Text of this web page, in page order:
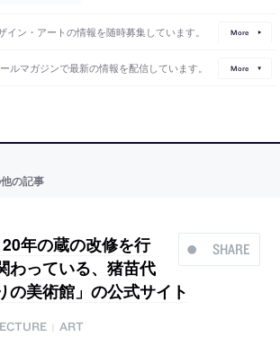
イン・アートの情報を随時募集しています。 More
ールマガジンで最新の情報を配信しています。 More
の記事
SHARE
年の蔵の改修を行
わっている、猪苗代
の美術館」の公式サイト
ART